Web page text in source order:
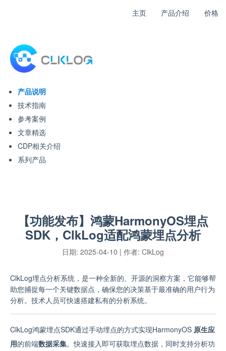
主页 产品介绍 价格
产品说明
技术指南
参考案例
文章精选
CDP相关介绍
系列产品
【功能发布】鸿蒙HarmonyOS埋点
SDK，ClkLog适配鸿蒙埋点分析
日期: 2025-04-10 | 作者: ClkLog
ClkLog埋点分析系统，是一种全新的、开源的洞察方案，它能够帮
助您捕捉每一个关键数据点，确保您的决策基于最准确的用户行为
分析。技术人员可快速搭建私有的分析系统。
ClkLog鸿蒙埋点SDK通过手动埋点的方式实现HarmonyOS 原生应
用的前端数据采集。快速接入即可获取埋点数据，同时支持分析功